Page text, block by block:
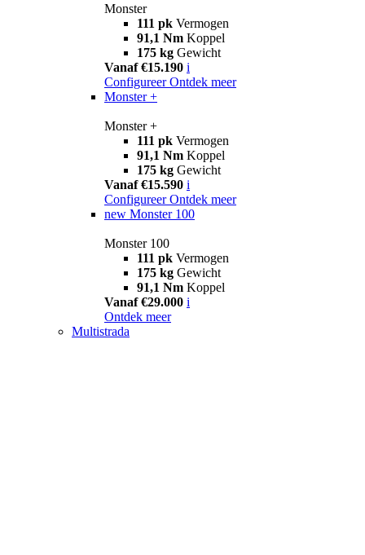
Monster
111 pk Vermogen
91,1 Nm Koppel
175 kg Gewicht
Vanaf €15.190 i
Configureer Ontdek meer
Monster +
Monster +
111 pk Vermogen
91,1 Nm Koppel
175 kg Gewicht
Vanaf €15.590 i
Configureer Ontdek meer
new Monster 100
Monster 100
111 pk Vermogen
175 kg Gewicht
91,1 Nm Koppel
Vanaf €29.000 i
Ontdek meer
Multistrada